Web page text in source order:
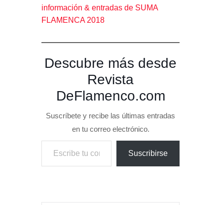
información & entradas de SUMA
FLAMENCA 2018
Descubre más desde
Revista
DeFlamenco.com
Suscríbete y recibe las últimas entradas
en tu correo electrónico.
Escribe tu correo electrónico…
Suscribirse